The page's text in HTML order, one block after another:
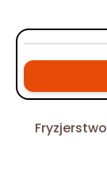
Fryzjerstwo